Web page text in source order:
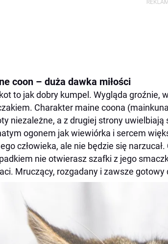
coon – duża dawka miłości
to jak dobry kumpel. Wygląda groźnie,
Charakter maine coona
niezależne, a z drugiej strony
ogonem jak wiewiórka i sercem
człowieka, ale nie będzie się
nie otwierasz szafki z jego
Mruczący, rozgadany i zawsze gotowy